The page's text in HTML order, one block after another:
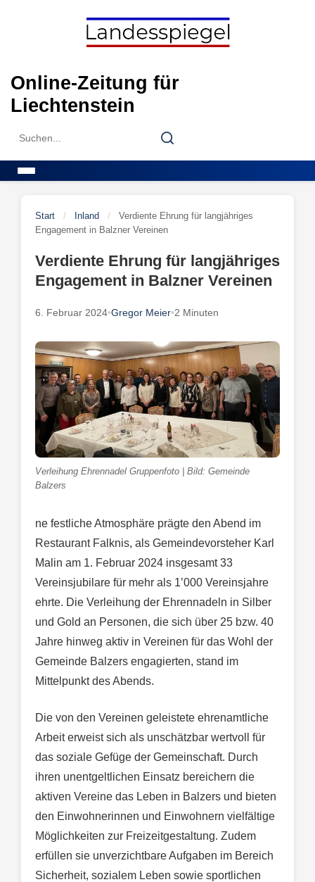
Online-Zeitung für
Liechtenstein
Search
Search
Start / Inland /
Verdiente Ehrung für langjähriges
Engagement in Balzner Vereinen
Verdiente Ehrung für langjähriges
Engagement in Balzner Vereinen
6. Februar 2024•Gregor Meier•2 Minuten
Verleihung Ehrennadel Gruppenfoto | Bild: Gemeinde
Balzers
ne festliche Atmosphäre prägte den Abend im
Restaurant Falknis, als Gemeindevorsteher Karl
Malin am 1. Februar 2024 insgesamt 33
Vereinsjubilare für mehr als 1’000 Vereinsjahre
ehrte. Die Verleihung der Ehrennadeln in Silber
und Gold an Personen, die sich über 25 bzw. 40
Jahre hinweg aktiv in Vereinen für das Wohl der
Gemeinde Balzers engagierten, stand im
Mittelpunkt des Abends.
Die von den Vereinen geleistete ehrenamtliche
Arbeit erweist sich als unschätzbar wertvoll für
das soziale Gefüge der Gemeinschaft. Durch
ihren unentgeltlichen Einsatz bereichern die
aktiven Vereine das Leben in Balzers und bieten
den Einwohnerinnen und Einwohnern vielfältige
Möglichkeiten zur Freizeitgestaltung. Zudem
erfüllen sie unverzichtbare Aufgaben im Bereich
Sicherheit, sozialem Leben sowie sportlichen